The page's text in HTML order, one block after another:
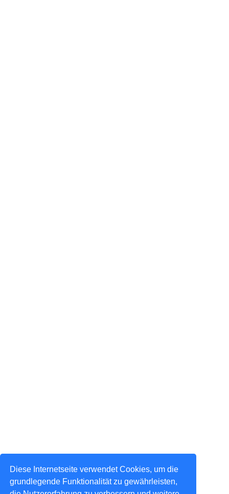
Diese Internetseite verwendet Cookies, um die
grundlegende Funktionalität zu gewährleisten,